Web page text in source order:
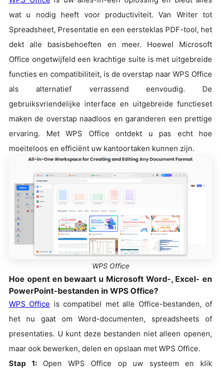
wat u nodig heeft voor productiviteit. Van Writer tot
Spreadsheet, Presentatie en een eersteklas PDF-tool, het
dekt alle basisbehoeften en meer. Hoewel Microsoft
Office ongetwijfeld een krachtige suite is met uitgebreide
functies en compatibiliteit, is de overstap naar WPS Office
als alternatief verrassend eenvoudig. De
gebruiksvriendelijke interface en uitgebreide functieset
maken de overstap naadloos en garanderen een prettige
ervaring. Met WPS Office ontdekt u pas echt hoe
moeiteloos en efficiënt uw kantoortaken kunnen zijn.
WPS Office
Hoe opent en bewaart u Microsoft Word-, Excel- en
PowerPoint-bestanden in WPS Office?
WPS Office is compatibel met alle Office-bestanden, of
het nu gaat om Word-documenten, spreadsheets of
presentaties. U kunt deze bestanden niet alleen openen,
maar ook bewerken, delen en opslaan met WPS Office.
Stap 1:Open WPS Office op uw systeem en klik